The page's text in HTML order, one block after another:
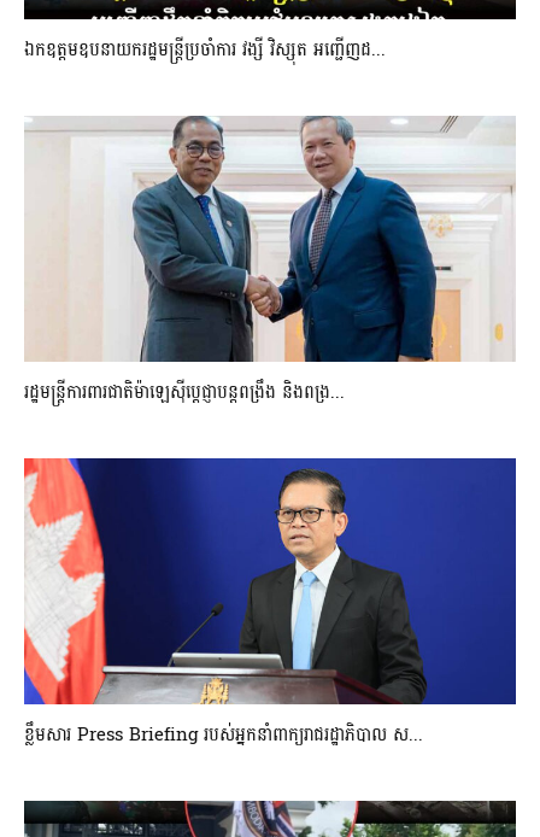
ឯកឧត្តមឧបនាយករដ្ឋមន្រ្តីប្រចាំការ វង្សី វិស្សុត អញ្ជើញដ...
រដ្ឋមន្ត្រីការពារជាតិម៉ាឡេស៊ីប្ដេជ្ញាបន្តពង្រឹង និងពង្រ...
ខ្លឹមសារ Press Briefing របស់អ្នកនាំពាក្យរាជរដ្ឋាភិបាល ស...